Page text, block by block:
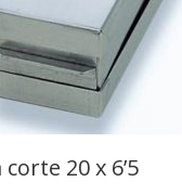
20 x 6’5